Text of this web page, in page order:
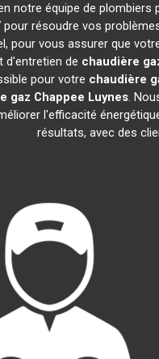
notre équipe de plombiers
résoudre vos
pour vous assurer que
d'entretien de chaudière
pour votre chaudière
gaz Chappee Luynes.
l'efficacité
résultats, avec des